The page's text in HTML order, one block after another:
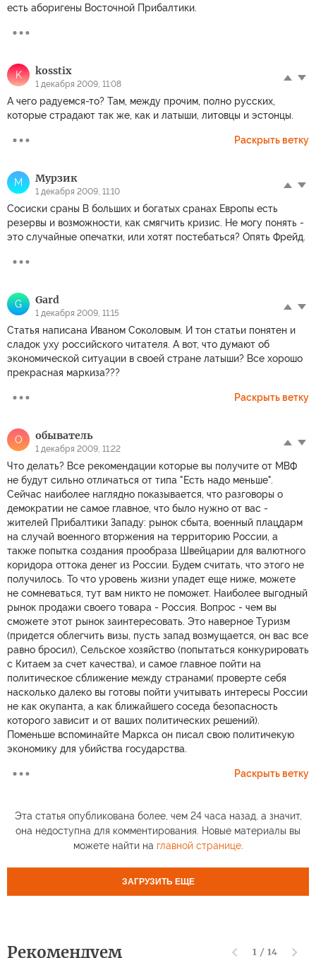
есть аборигены Восточной Прибалтики.
K kosstix
1 декабря 2009, 11:08
А чего радуемся-то? Там, между прочим, полно русских,
которые страдают так же, как и латыши, литовцы и эстонцы.
Раскрыть ветку
М Мурзик
1 декабря 2009, 11:10
Сосиски сраны В больших и богатых сранах Европы есть
резервы и возможности, как смягчить кризис. Не могу понять -
это случайные опечатки, или хотят постебаться? Опять Фрейд.
G Gard
1 декабря 2009, 11:15
Статья написана Иваном Соколовым. И тон статьи понятен и
сладок уху российского читателя. А вот, что думают об
экономической ситуации в своей стране латыши? Все хорошо
прекрасная маркиза???
Раскрыть ветку
О обыватель
1 декабря 2009, 11:22
Что делать? Все рекомендации которые вы получите от МВФ
не будут сильно отличаться от типа "Есть надо меньше".
Сейчас наиболее наглядно показывается, что разговоры о
демократии не самое главное, что было нужно от вас -
жителей Прибалтики Западу: рынок сбыта, военный плацдарм
на случай военного вторжения на территорию России, а
также попытка создания прообраза Швейцарии для валютного
коридора оттока денег из России. Будем считать, что этого не
получилось. То что уровень жизни упадет еще ниже, можете
не сомневаться, тут вам никто не поможет. Наиболее выгодный
рынок продажи своего товара - Россия. Вопрос - чем вы
сможете этот рынок заинтересовать. Это наверное Туризм
(придется облегчить визы, пусть запад возмущается, он вас все
равно бросил), Сельское хозяйство (попытаться конкурировать
с Китаем за счет качества), и самое главное пойти на
политическое сближение между странами( проверте себя
насколько далеко вы готовы пойти учитывать интересы России
не как окупанта, а как ближайшего соседа безопасность
которого зависит и от ваших политических решений).
Поменьше вспоминайте Маркса он писал свою политичекую
экономику для убийства государства.
Раскрыть ветку
Эта статья опубликована более, чем 24 часа назад, а значит,
она недоступна для комментирования. Новые материалы вы
можете найти на главной странице.
ЗАГРУЗИТЬ ЕЩЕ
Рекомендуем 1 / 14